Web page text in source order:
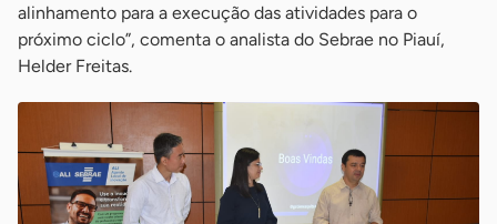
alinhamento para a execução das atividades para o
próximo ciclo”, comenta o analista do Sebrae no Piauí,
Helder Freitas.